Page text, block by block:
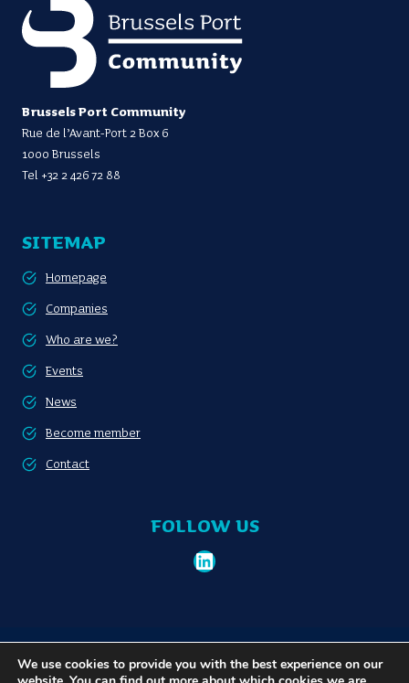
Brussels Port Community
Rue de l’Avant-Port 2 Box 6
1000 Brussels
Tel +32 2 426 72 88
SITEMAP
Homepage
Companies
Who are we?
Events
News
Become member
Contact
FOLLOW US
LinkedIn
We use cookies to provide you with the best experience on our